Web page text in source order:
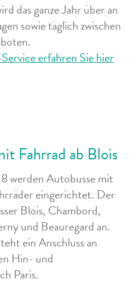
das ganze Jahr über an
sowie täglich zwischen
erfahren Sie hier
Fahrrad ab Blois
werden Autobusse mit
eingerichtet. Der
Blois, Chambord,
und Beauregard an.
ein Anschluss an
Hin- und
Paris.